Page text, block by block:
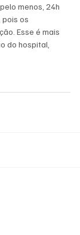
menos, 24h
os
Esse é mais
do hospital,